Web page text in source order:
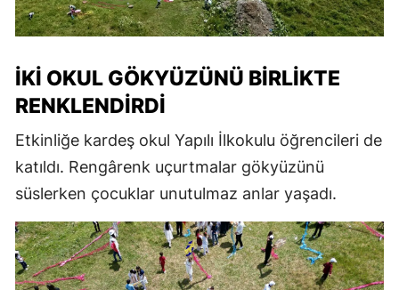
İKI OKUL GÖKYÜZÜNÜ BIRLIKTE
RENKLENDIRDI
Etkinliğe kardeş okul Yapılı İlkokulu öğrencileri de
katıldı. Rengârenk uçurtmalar gökyüzünü
süslerken çocuklar unutulmaz anlar yaşadı.